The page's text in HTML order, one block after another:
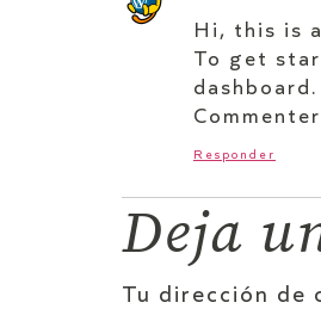
Hi, this is
To get
dashboard.
Responder
Deja
Tu dirección de